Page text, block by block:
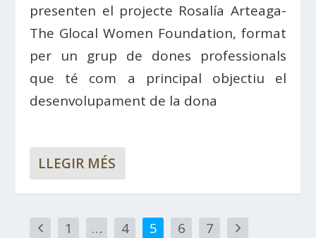
presenten el projecte Rosalía Arteaga-
The Glocal Women Foundation, format
per un grup de dones professionals
que té com a principal objectiu el
desenvolupament de la dona
LLEGIR MÉS
1 … 4 5 6 7